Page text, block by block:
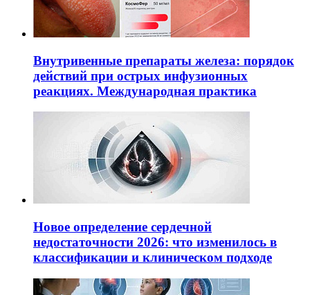
Внутривенные препараты железа: порядок
действий при острых инфузионных
реакциях. Международная практика
Новое определение сердечной
недостаточности 2026: что изменилось в
классификации и клиническом подходе